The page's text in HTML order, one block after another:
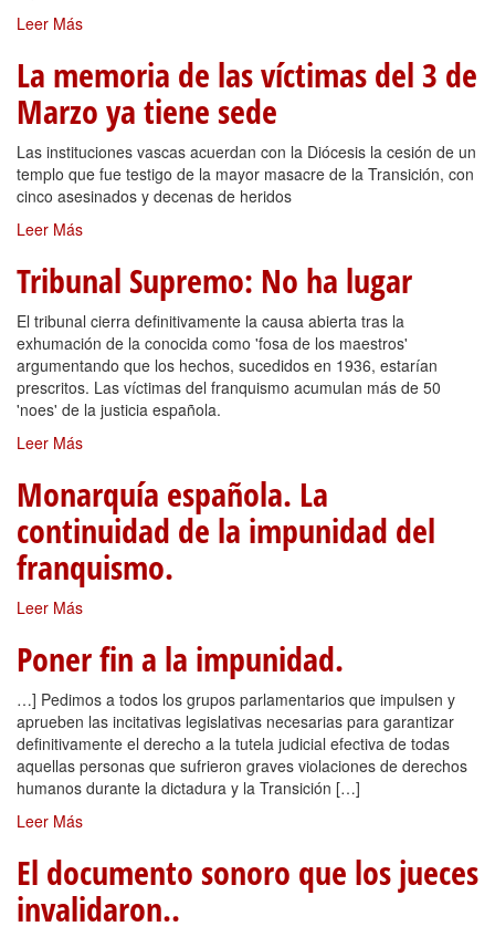
Leer Más
La memoria de las víctimas del 3 de
Marzo ya tiene sede
Las instituciones vascas acuerdan con la Diócesis la cesión de un
templo que fue testigo de la mayor masacre de la Transición, con
cinco asesinados y decenas de heridos
Leer Más
Tribunal Supremo: No ha lugar
El tribunal cierra definitivamente la causa abierta tras la
exhumación de la conocida como 'fosa de los maestros'
argumentando que los hechos, sucedidos en 1936, estarían
prescritos. Las víctimas del franquismo acumulan más de 50
'noes' de la justicia española.
Leer Más
Monarquía española. La
continuidad de la impunidad del
franquismo.
Leer Más
Poner fin a la impunidad.
…] Pedimos a todos los grupos parlamentarios que impulsen y
aprueben las incitativas legislativas necesarias para garantizar
definitivamente el derecho a la tutela judicial efectiva de todas
aquellas personas que sufrieron graves violaciones de derechos
humanos durante la dictadura y la Transición […]
Leer Más
El documento sonoro que los jueces
invalidaron..